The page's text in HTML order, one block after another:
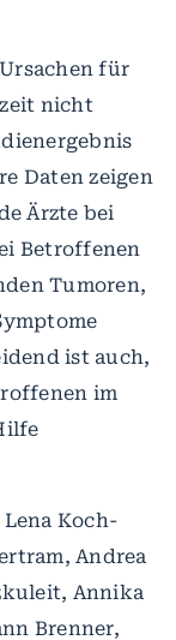
für
nicht
Daten zeigen
Ärzte bei
Betroffenen
Tumoren,
ist auch,
im
Lena Koch-
Andrea
Annika
Brenner,